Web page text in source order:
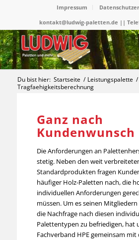
Impressum
kontakt@ludwig-paletten.de ||
Du bist hier: Startseite / Leistungspalette /
Tragfaehigkeitsberechnung
Ganz nach
Kundenwunsch
Die Anforderungen an
stetig. Neben den weit
Standardprodukten fragen
häufiger Holz-Paletten nach, die
individuellen Anforderungen
müssen. Um es seinen
die Nachfrage nach diesen
Palettentypen zu befriedigen, hat
Fachverband HPE gemeinsam mit